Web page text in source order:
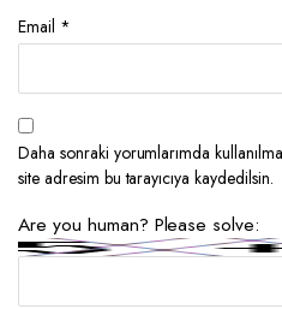
Email *
Daha sonraki yorumlarımda
site adresim bu tarayıcıya kaydedilsin.
Are you human? Please solve: